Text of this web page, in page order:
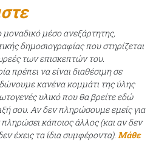
μέσο ανεξάρτητης,
δημοσιογραφίας που στηρίζεται
των επισκεπτών του.
πρέπει να είναι διαθέσιμη σε
κανένα κομμάτι της ύλης
υλικό που θα βρείτε εδώ
σου. Αν δεν πληρώσουμε εμείς για
κάποιος άλλος (και αν δεν
έχεις τα ίδια συμφέροντα). Μάθε